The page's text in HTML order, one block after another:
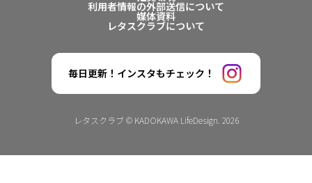
利用者情報の外部送信について
媒体資料
レタスクラブについて
毎日更新！インスタもチェック！
レタスクラブ © KADOKAWA LifeDesign. 2026